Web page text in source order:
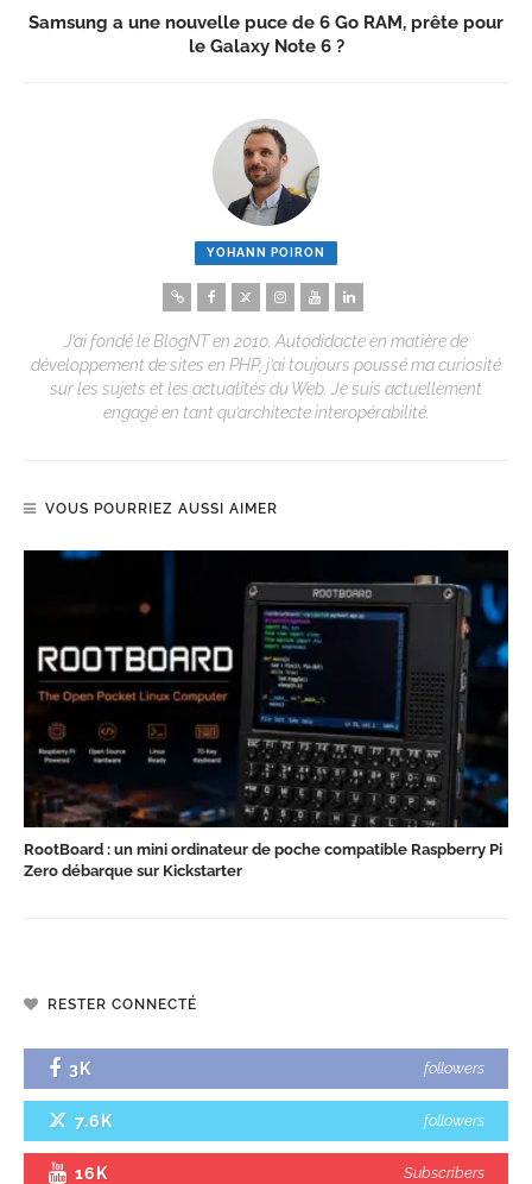
Samsung a une nouvelle puce de 6 Go RAM, prête pour
le Galaxy Note 6 ?
YOHANN POIRON
J’ai fondé le BlogNT en 2010. Autodidacte en matière de
développement de sites en PHP, j’ai toujours poussé ma curiosité
sur les sujets et les actualités du Web. Je suis actuellement
engagé en tant qu’architecte interopérabilité.
VOUS POURRIEZ AUSSI AIMER
RootBoard : un mini ordinateur de poche compatible Raspberry Pi
Zero débarque sur Kickstarter
RESTER CONNECTÉ
3K followers
7.6K followers
16K Subscribers